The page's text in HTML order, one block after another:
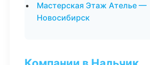
Мастерская Этаж Ателье —
Новосибирск